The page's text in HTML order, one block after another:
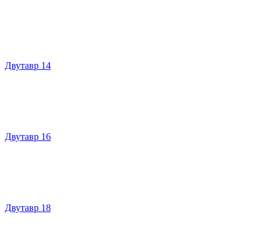
Двутавр 14
Двутавр 16
Двутавр 18